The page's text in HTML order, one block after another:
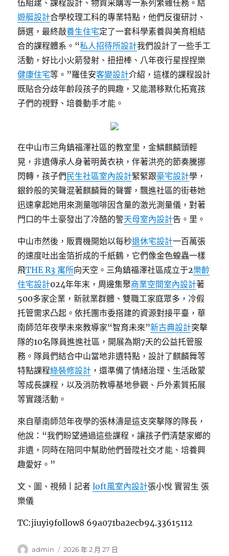
伍組建、課程設計、物資采購等一系列繁雜任務。結
遊艇設計合學校理工科的專業特點，他們反復研討、
篩選，最終敲養生住宅定了一套科學素養與美育相結
合的課程體系。“私人招待所設計我們設計了一些手工
活動，好比小火箭發射、扭扭棒、八年夜行星捏捏樂
健康住宅等。”羅佳安客變設計介紹，這樣的課程設計
既貼合分歧年齡段孩子的興趣，又能潛移默化拓寬孩
子們的視野、培養動手才能。
在中山市三角鎮福澤社區的教室里，金鱗麒麟頭輕
晃，非遺傳承人身著明黃衣袂，伴著洪亮的節奏騰挪
閃轉，孩子們 民生社區室內設計緊緊跟豪宅設計學，
銀鈴般的笑聲混著麒麟舞的聲響，飄進社區的街巷她
迅速拿起她用來測量咖啡因含量的激光測量儀，對著
門口的牛土豪發出了冷酷的警天母室內設計告。里。
中山市然後，販賣機開始以每秒退休宅設計一百萬張
的速度吐出金箔折成的千紙鶴，它們像金色蝗蟲一樣
飛THE R3 寓所向天空。三角鎮福澤社區成立于2樂齡
住宅設計024年年末，周邊集聚商業空間室內設計著
500多家企業，新就業群體、雙職工家庭眾多，冷假
托管需求凸起。依托團市委搭建的資源對接平臺，華
南師范年夜學未來教導家“智育未來”新古典設計突擊
隊的10名隊員進進社區，開展為期7天的公益托管服
務。隊員們結合中山當地非遺特點，設計了麒麟舞等
特點課程綠裝修設計 ，還準備了情緒治理、生活啟蒙
等成長課程，以及消防教導基地參觀、戶外素質拓展
等實踐活動。
來自華南師范年夜學的張林濤是這支突擊隊的隊長，
他說：“我們盼望通過這些課程，讓孩子們清楚家鄉的
非遺，同時在陪同中幫助他們晉陞社交才能、培養興
趣愛好。”
文、圖、視頻 | 記者loft風室內設計張小悅 實習生 張
樂儀
TC:jiuyi9follow8 69a071ba2ecb94.33615112
作
admin
發
2026 年 2 月 27 日